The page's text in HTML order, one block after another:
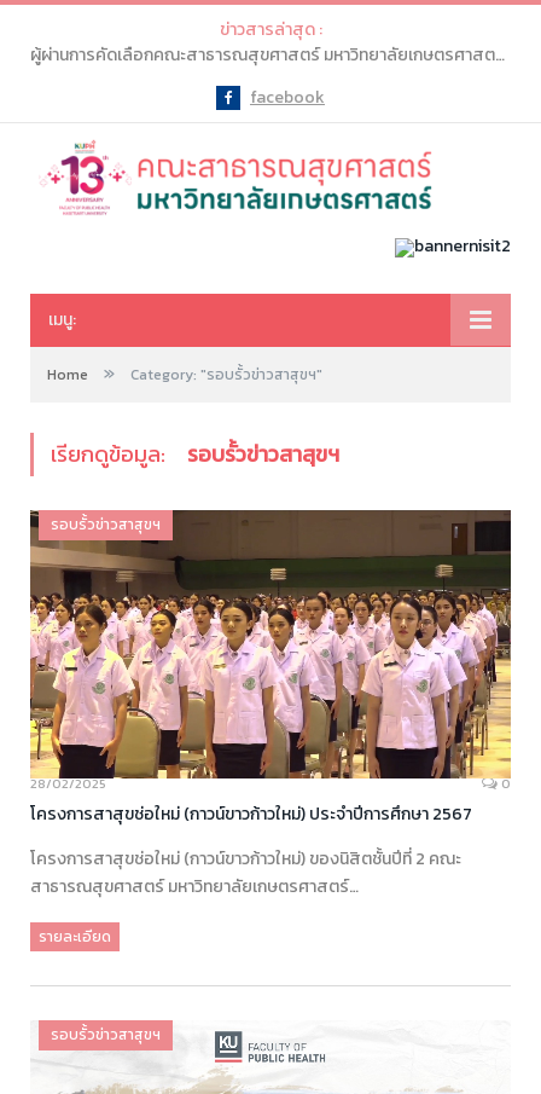
ข่าวสารล่าสุด :
ผู้ผ่านการคัดเลือกคณะสาธารณสุขศาสตร์ มหาวิทยาลัยเกษตรศาสตร์ จะต้องเข้าไปทำรายการ “ยืนยันสิทธิ์” ในระบบ myTCAS (ครั้งที่ 1) ในวันที่ 20-21 พ.ค. 2569
Facebook
facebook
เมนู:
Home » Category: "รอบรั้วข่าวสาสุขฯ"
เรียกดูข้อมูล: รอบรั้วข่าวสาสุขฯ
รอบรั้วข่าวสาสุขฯ
28/02/2025 0
โครงการสาสุขช่อใหม่ (กาวน์ขาวก้าวใหม่) ประจำปีการศึกษา 2567
โครงการสาสุขช่อใหม่ (กาวน์ขาวก้าวใหม่) ของนิสิตชั้นปีที่ 2 คณะ
สาธารณสุขศาสตร์ มหาวิทยาลัยเกษตรศาสตร์…
รายละเอียด
รอบรั้วข่าวสาสุขฯ